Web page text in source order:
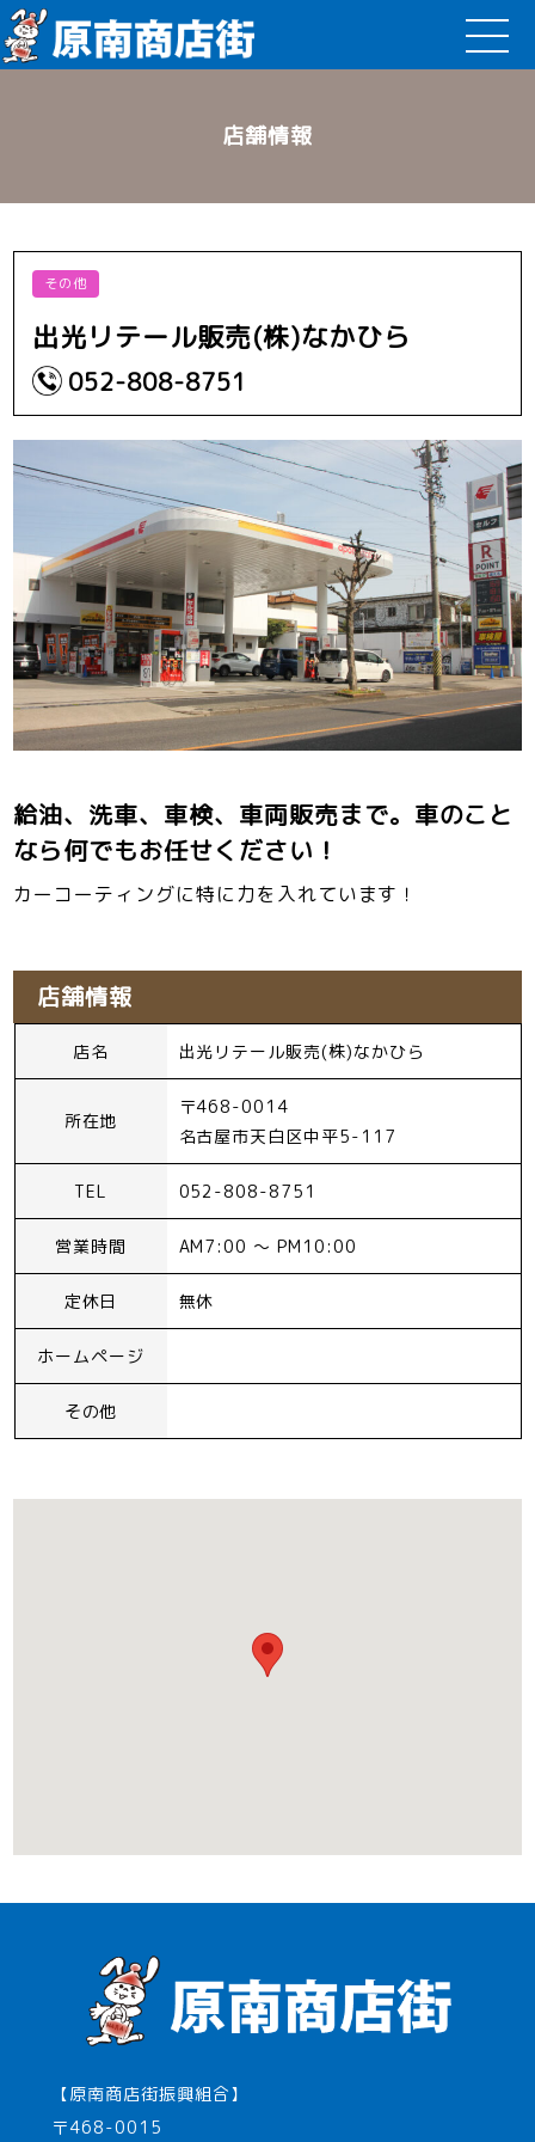
店舗情報
その他
出光リテール販売(株)なかひら
052-808-8751
給油、洗車、車検、車両販売まで。車のこと
なら何でもお任せください！
カーコーティングに特に力を入れています！
店舗情報
店名 出光リテール販売(株)なかひら
所在地
〒468-0014
名古屋市天白区中平5-117
TEL 052-808-8751
営業時間 AM7:00 〜 PM10:00
定休日 無休
ホームページ
その他
【原南商店街振興組合】
〒468-0015